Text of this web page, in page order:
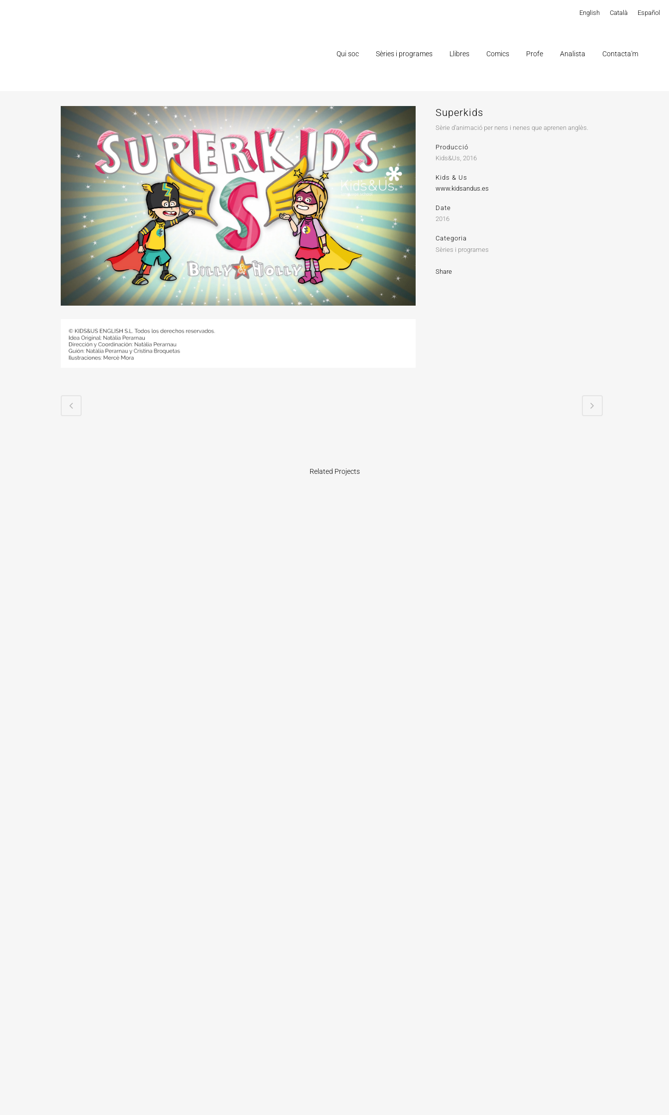
English Català Español
Qui soc Sèries i programes Llibres Comics Profe Analista Contacta'm
Superkids
Sèrie d’animació per nens i nenes que aprenen anglès.
Producció
Kids&Us, 2016
Kids & Us
www.kidsandus.es
Date
2016
Categoria
Sèries i programes
Share
Related Projects